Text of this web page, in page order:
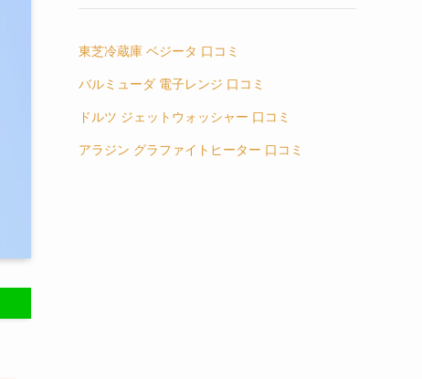
東芝冷蔵庫 ベジータ 口コミ
バルミューダ 電子レンジ 口コミ
ドルツ ジェットウォッシャー 口コミ
アラジン グラファイトヒーター 口コミ